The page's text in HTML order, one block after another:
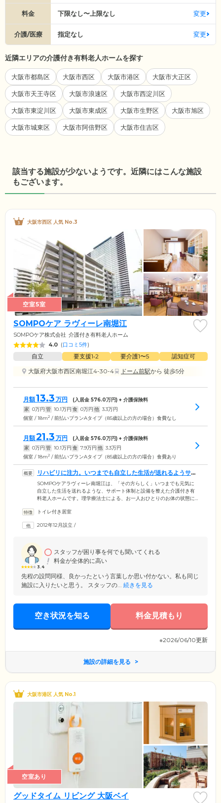
料金 下限なし〜上限なし 変更
介護/医療 指定なし 変更
近隣エリアの介護付き有料老人ホームを探す
大阪市都島区 大阪市西区 大阪市港区 大阪市大正区
大阪市天王寺区 大阪市浪速区 大阪市西淀川区
大阪市東淀川区 大阪市東成区 大阪市生野区 大阪市旭区
大阪市城東区 大阪市阿倍野区 大阪市住吉区
該当する施設が少ないようです。近隣にはこんな施設
もございます。
大阪市西区 人気 No.3
空室5室
SOMPOケア ラヴィーレ南堀江
SOMPOケア株式会社 介護付き有料老人ホーム
4.0 (口コミ5件)
自立 要支援1•2 要介護1〜5
認知症可
大阪府大阪市西区南堀江4-30-4
ドーム前駅から 徒歩5分
月額13.3 万円 (入居金 576.0万円) + 介護保険料
家 0万円 管 10.1万円 食 0万円 他 3.3万円
個室 / 18m2 / 前払いプランAタイプ（85歳以上の方の場合）食費なし
月額21.3 万円 (入居金 576.0万円) + 介護保険料
家 0万円 管 10.1万円 食 7.9万円 他 3.3万円
個室 / 18m2 / 前払いプランAタイプ（85歳以上の方の場合）食費あり
リハビリに注力。いつまでも自立した生活が送れるようサポ
ートいたします
SOMPOケアラヴィーレ南堀江は、「その方らしく」いつまでも元気に
自立した生活を送れるような、サポート体制と設備を整えた介護付き有
料老人ホームです。理学療法士による、お一人おひとりのお体の状態に
「立つ」「座る」といった日常の生活動作をリハビリと捉える「生活リ
ます。また介護スタッフが24時間体制でご入居者様に必要なケアをお届
ください。
トイレ付き居室
2012年12月設立 /
3.4
スタッフが困り事を何でも聞いてくれる
料金が全体的に高い
先程の設問同様、良かったという言葉しか思い付かない。私も同じ
施設に入りたいと思う。 スタッフの... 続きを見る
空き状況を知る 料金見積もり
※2026/06/10更新
施設の詳細を見る
大阪市港区 人気 No.1
空室あり
グッドタイム リビング 大阪ベイ